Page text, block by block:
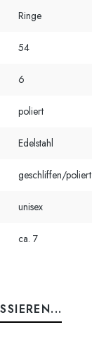
Ringe
54
6
poliert
Edelstahl
geschliffen/poliert
unisex
ca. 7